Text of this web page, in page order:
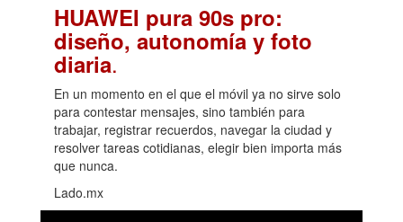
HUAWEI pura 90s pro:
diseño, autonomía y foto
diaria.
En un momento en el que el móvil ya no sirve solo
para contestar mensajes, sino también para
trabajar, registrar recuerdos, navegar la ciudad y
resolver tareas cotidianas, elegir bien importa más
que nunca.
Lado.mx